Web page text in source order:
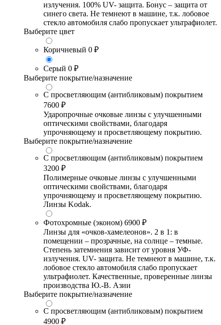
излучения. 100% UV- защита. Бонус – защита от
синего света. Не темнеют в машине, т.к. лобовое
стекло автомобиля слабо пропускает ультрафиолет.
Выберите цвет
Коричневый 0 ₽
Серый 0 ₽
Выберите покрытие/назначение
С просветляющим (антибликовым) покрытием
7600 ₽
Ударопрочные очковые линзы с улучшенными
оптическими свойствами, благодаря
упрочняющему и просветляющему покрытию.
Выберите покрытие/назначение
С просветляющим (антибликовым) покрытием
3200 ₽
Полимерные очковые линзы с улучшенными
оптическими свойствами, благодаря
упрочняющему и просветляющему покрытию.
Линзы Kodak.
Фотохромные (эконом) 6900 ₽
Линзы для «очков-хамелеонов». 2 в 1: в
помещении – прозрачные, на солнце – темные.
Степень затемнения зависит от уровня УФ-
излучения. UV- защита. Не темнеют в машине, т.к.
лобовое стекло автомобиля слабо пропускает
ультрафиолет. Качественные, проверенные линзы
производства Ю.-В. Азии
Выберите покрытие/назначение
С просветляющим (антибликовым) покрытием
4900 ₽